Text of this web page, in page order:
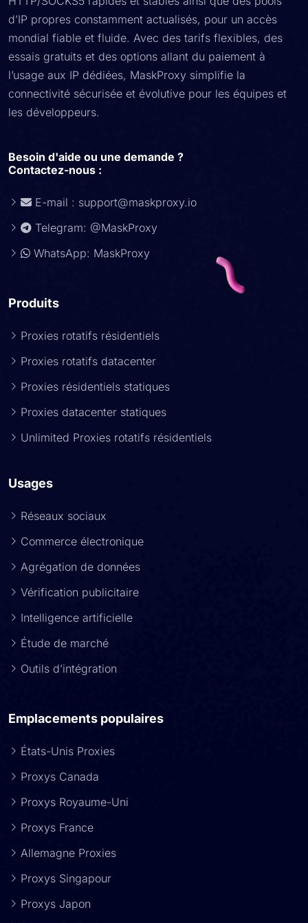
d’IP propres constamment actualisés, pour un accès
mondial fiable et fluide. Avec des tarifs flexibles, des
essais gratuits et des options allant du paiement à
l’usage aux IP dédiées, MaskProxy simplifie la
connectivité sécurisée et évolutive pour les équipes et
les développeurs.
Besoin d'aide ou une demande ?
Contactez-nous :
E-mail : support@maskproxy.io
Telegram: @MaskProxy
WhatsApp: MaskProxy
Produits
Proxies rotatifs résidentiels
Proxies rotatifs datacenter
Proxies résidentiels statiques
Proxies datacenter statiques
Unlimited Proxies rotatifs résidentiels
Usages
Réseaux sociaux
Commerce électronique
Agrégation de données
Vérification publicitaire
Intelligence artificielle
Étude de marché
Outils d’intégration
Emplacements populaires
États-Unis Proxies
Proxys Canada
Proxys Royaume-Uni
Proxys France
Allemagne Proxies
Proxys Singapour
Proxys Japon